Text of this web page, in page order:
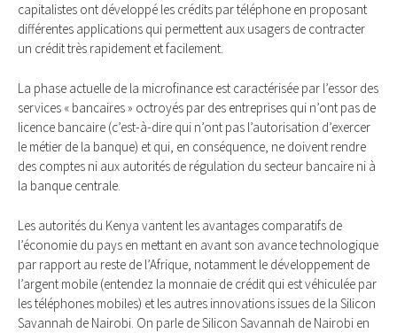
capitalistes ont développé les crédits par téléphone en proposant
différentes applications qui permettent aux usagers de contracter
un crédit très rapidement et facilement.
La phase actuelle de la microfinance est caractérisée par l’essor des
services « bancaires » octroyés par des entreprises qui n’ont pas de
licence bancaire (c’est-à-dire qui n’ont pas l’autorisation d’exercer
le métier de la banque) et qui, en conséquence, ne doivent rendre
des comptes ni aux autorités de régulation du secteur bancaire ni à
la banque centrale.
Les autorités du Kenya vantent les avantages comparatifs de
l’économie du pays en mettant en avant son avance technologique
par rapport au reste de l’Afrique, notamment le développement de
l’argent mobile (entendez la monnaie de crédit qui est véhiculée par
les téléphones mobiles) et les autres innovations issues de la Silicon
Savannah de Nairobi. On parle de Silicon Savannah de Nairobi en